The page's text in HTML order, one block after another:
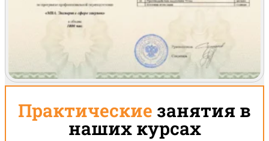
Практические занятия в
наших курсах